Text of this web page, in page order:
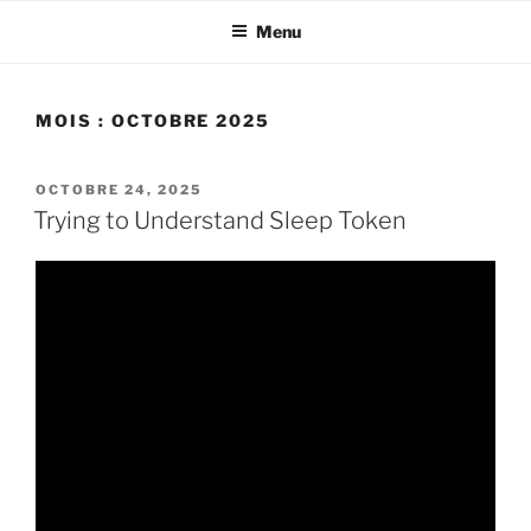
Menu
MOIS : OCTOBRE 2025
PUBLIÉ
LE
OCTOBRE 24, 2025
Trying to Understand Sleep Token